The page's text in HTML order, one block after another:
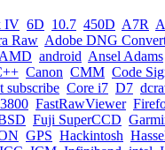
IV 6D 10.7 450D A7R
Raw Adobe DNG
AMD android Ansel Adams
Canon CMM Code
subscribe Core i7 D7
FastRawViewer
Fuji SuperCCD
GPS Hackintosh